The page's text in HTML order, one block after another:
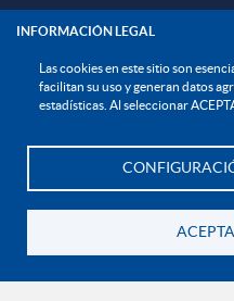
Las cookies en este sitio son
facilitan su uso y generan datos
estadísticas. Al seleccionar
INFORMACIÓN LEGAL
Derechos Pecuniarios
Documentos institucionales y
Reglamento estudiantil
Política de bienestar universitario